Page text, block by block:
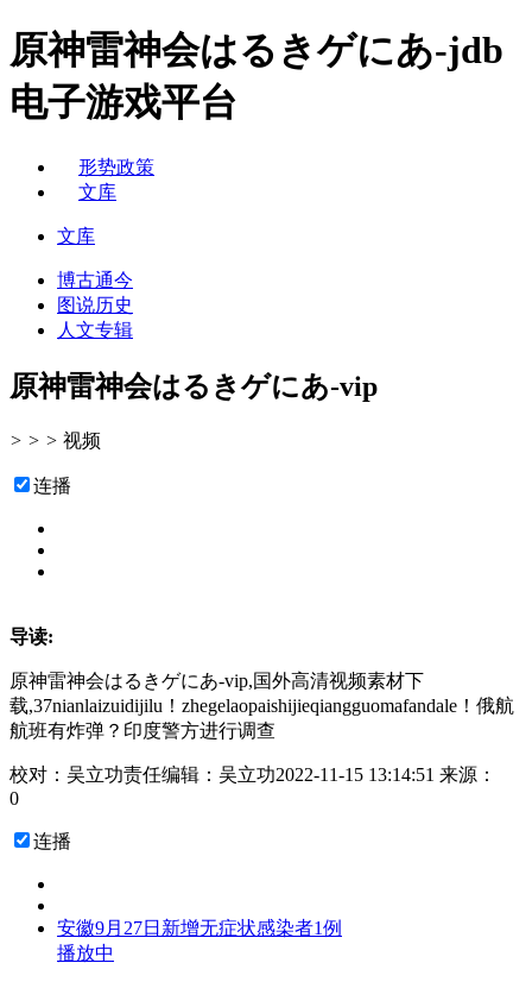
原神雷神会はるきゲにあ-jdb
电子游戏平台
形势政策
文库
文库
博古通今
图说历史
人文专辑
原神雷神会はるきゲにあ-vip
> > > 视频
连播
导读:
原神雷神会はるきゲにあ-vip,国外高清视频素材下
载,37nianlaizuidijilu！zhegelaopaishijieqiangguomafandale！俄航
航班有炸弹？印度警方进行调查
2022-11-15 13:14:51 来源：
校对：吴立功责任编辑：吴立功
0
连播
安徽9月27日新增无症状感染者1例
播放中